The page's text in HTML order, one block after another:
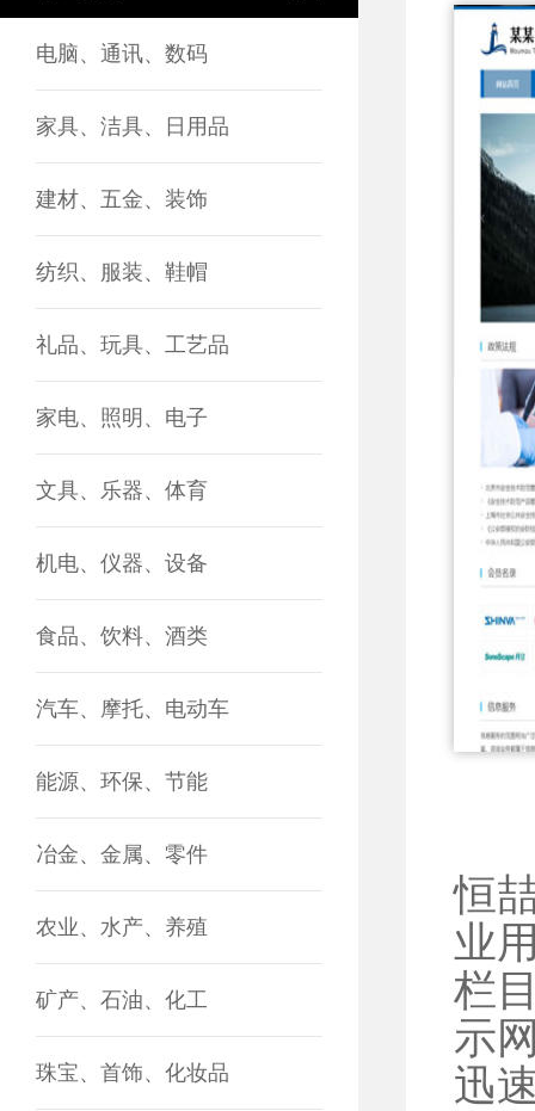
电脑、通讯、数码
家具、洁具、日用品
建材、五金、装饰
纺织、服装、鞋帽
礼品、玩具、工艺品
家电、照明、电子
文具、乐器、体育
机电、仪器、设备
食品、饮料、酒类
汽车、摩托、电动车
能源、环保、节能
冶金、金属、零件
农业、水产、养殖
矿产、石油、化工
珠宝、首饰、化妆品
恒
业
栏
示
迅